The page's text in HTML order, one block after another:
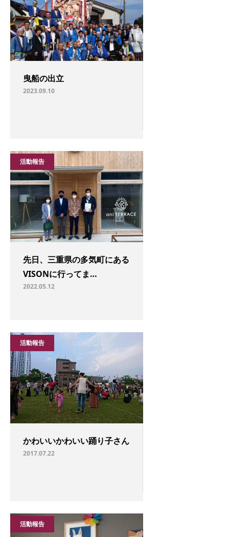
曳船の出立
2023.09.10
先日、三重県の多気町にある
VISONに行ってま…
2022.05.12
活動報告
かわいいかわいい踊り子さん
2017.07.22
活動報告
活動報告